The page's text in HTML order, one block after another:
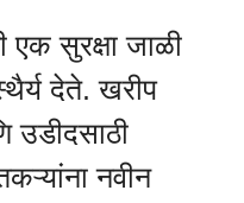
एक सुरक्षा जाळी
देते. खरीप
उडीदसाठी
नवीन